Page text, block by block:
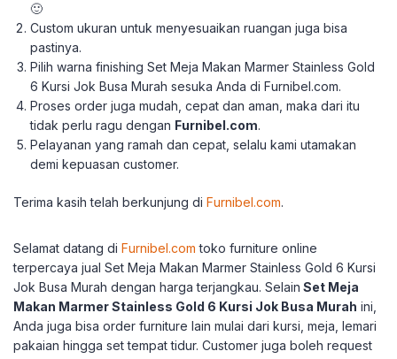
🙂
Custom ukuran untuk menyesuaikan ruangan juga bisa
pastinya.
Pilih warna finishing Set Meja Makan Marmer Stainless Gold
6 Kursi Jok Busa Murah sesuka Anda di Furnibel.com.
Proses order juga mudah, cepat dan aman, maka dari itu
tidak perlu ragu dengan Furnibel.com.
Pelayanan yang ramah dan cepat, selalu kami utamakan
demi kepuasan customer.
Terima kasih telah berkunjung di Furnibel.com.
Selamat datang di Furnibel.com toko furniture online
terpercaya jual Set Meja Makan Marmer Stainless Gold 6 Kursi
Jok Busa Murah dengan harga terjangkau. Selain Set Meja
Makan Marmer Stainless Gold 6 Kursi Jok Busa Murah ini,
Anda juga bisa order furniture lain mulai dari kursi, meja, lemari
pakaian hingga set tempat tidur. Customer juga boleh request